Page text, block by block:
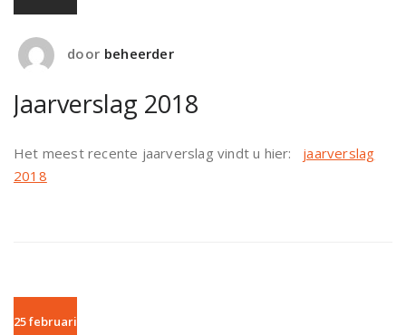
door beheerder
Jaarverslag 2018
Het meest recente jaarverslag vindt u hier: jaarverslag
2018
25 februari